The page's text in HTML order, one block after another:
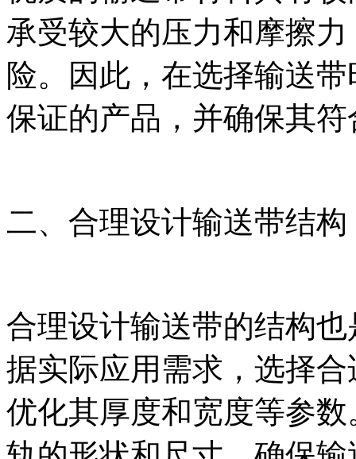
承受较大的压力和摩擦
险。因此，在选择输送
保证的产品，并确保其
二、合理设计输送带结构
合理设计输送带的结构
据实际应用需求，选择
优化其厚度和宽度等参